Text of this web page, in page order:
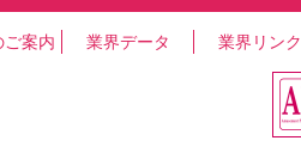
ご案内 業界データ 業界リンク